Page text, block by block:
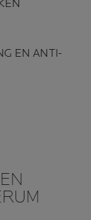
EN ANTI-